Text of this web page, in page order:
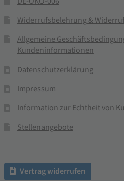
Widerrufsbelehrung &
Allgemeine
Kundeninformationen
Datenschutzerklärung
Impressum
Information zur Echtheit von
Stellenangebote
Vertrag widerrufen